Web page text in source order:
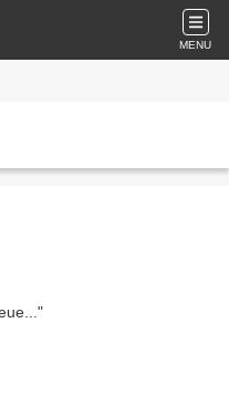
MENU